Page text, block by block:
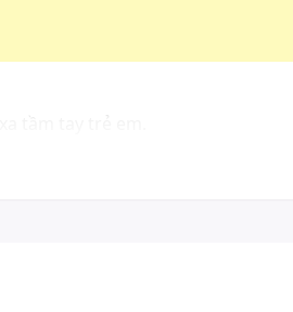
tầm tay trẻ em.